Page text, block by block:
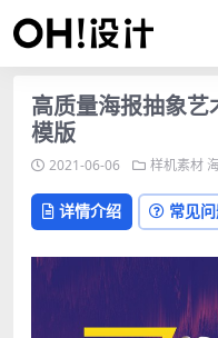
高质量海报抽象
模版
2021-06-06 样机素材
详情介绍 常见